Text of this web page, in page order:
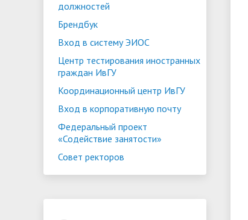
должностей
Брендбук
Вход в систему ЭИОС
Центр тестирования иностранных
граждан ИвГУ
Координационный центр ИвГУ
Вход в корпоративную почту
Федеральный проект
«Содействие занятости»
Совет ректоров